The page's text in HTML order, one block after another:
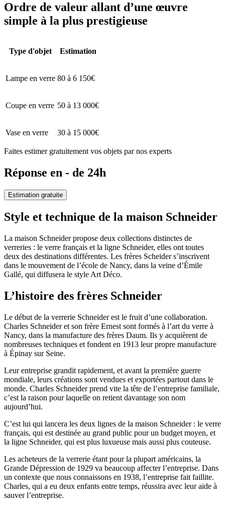
Ordre de valeur allant d’une œuvre
simple à la plus prestigieuse
Type d'objet Estimation
Lampe en verre 80 à 6 150€
Coupe en verre 50 à 13 000€
Vase en verre 30 à 15 000€
Faites estimer gratuitement vos objets par nos experts
Réponse en - de 24h
Estimation gratuite
Style et technique de la maison Schneider
La maison Schneider propose deux collections distinctes de
verreries : le verre français et la ligne Schneider, elles ont toutes
deux des destinations différentes. Les frères Scheider s’inscrivent
dans le mouvement de l’école de Nancy, dans la veine d’Émile
Gallé, qui diffusera le style Art Déco.
L’histoire des frères Schneider
Le début de la verrerie Schneider est le fruit d’une collaboration.
Charles Schneider et son frère Ernest sont formés à l’art du verre à
Nancy, dans la manufacture des frères Daum. Ils y acquièrent de
nombreuses techniques et fondent en 1913 leur propre manufacture
à Épinay sur Seine.
Leur entreprise grandit rapidement, et avant la première guerre
mondiale, leurs créations sont vendues et exportées partout dans le
monde. Charles Schneider prend vite la tête de l’entreprise familiale,
c’est la raison pour laquelle on retient davantage son nom
aujourd’hui.
C’est lui qui lancera les deux lignes de la maison Schneider : le verre
français, qui est destinée au grand public pour un budget moyen, et
la ligne Schneider, qui est plus luxueuse mais aussi plus couteuse.
Les acheteurs de la verrerie étant pour la plupart américains, la
Grande Dépression de 1929 va beaucoup affecter l’entreprise. Dans
un contexte que nous connaissons en 1938, l’entreprise fait faillite.
Charles, qui a eu deux enfants entre temps, réussira avec leur aide à
sauver l’entreprise.